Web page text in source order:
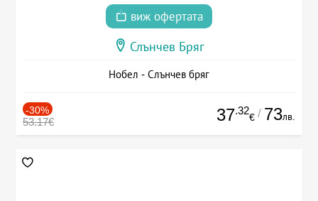
виж офертата
Слънчев Бряг
Нобел - Слънчев бряг
-30%
53.17€ 37.32
€ / 73лв.